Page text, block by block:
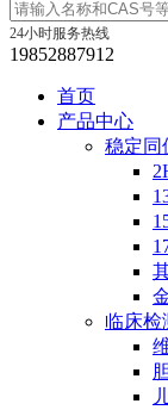
24小时服务热线
19852887912
首页
产品中心
稳定同
临床检